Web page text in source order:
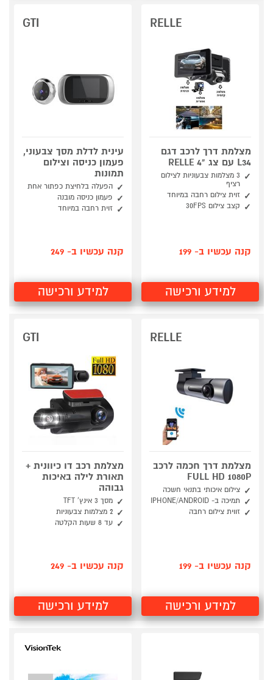
RELLE
מצלמת דרך לרכב דגם
L34 עם צג "4 RELLE
3 מצלמות צבעוניות לצילום
רציף
זוית צילום רחבה במיוחד
קצב צילום 30FPS
קנה עכשיו ב- 199
למידע ורכישה
GTI
עינית לדלת מסך צבעוני,
פעמון כניסה וצילום
תמונות
הפעלה בלחיצת כפתור אחת
פעמון כניסה מובנה
זוית רחבה במיוחד
קנה עכשיו ב- 249
למידע ורכישה
RELLE
מצלמת דרך חכמה לרכב
FULL HD 1080P
צילום איכותי בתנאי חשכה
תמיכה ב- IPHONE/ANDROID
זווית צילום רחבה
קנה עכשיו ב- 199
למידע ורכישה
GTI
מצלמת רכב דו כיוונית +
תאורת לילה באיכות
גבוהה
מסך 3 אינץ' TFT
2 מצלמות צבעוניות
עד 8 שעות הקלטה
קנה עכשיו ב- 249
למידע ורכישה